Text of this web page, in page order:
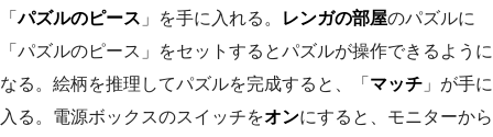
「パズルのピース 」を手に入れる。 レンガの部屋のパズルに
「パズルのピース」をセットするとパズルが操作できるように
なる。絵柄を推理してパズルを完成すると、「 マッチ 」が手に
入る。電源ボックスのスイッチをオンにすると、モニターから